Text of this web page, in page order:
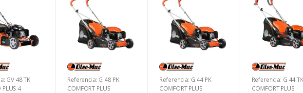
GV 48 TK
PLUS 4
Referencia: G 48 PK
COMFORT PLUS
Referencia: G 44 PK
COMFORT PLUS
Referencia: G 44 TK
COMFORT PLUS